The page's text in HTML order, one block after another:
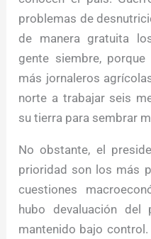
problemas de
de manera gratuita
gente siembre,
más jornaleros
norte a trabajar seis
su tierra para sembrar
No obstante, el
prioridad son los más
cuestiones
hubo devaluación
mantenido bajo control.